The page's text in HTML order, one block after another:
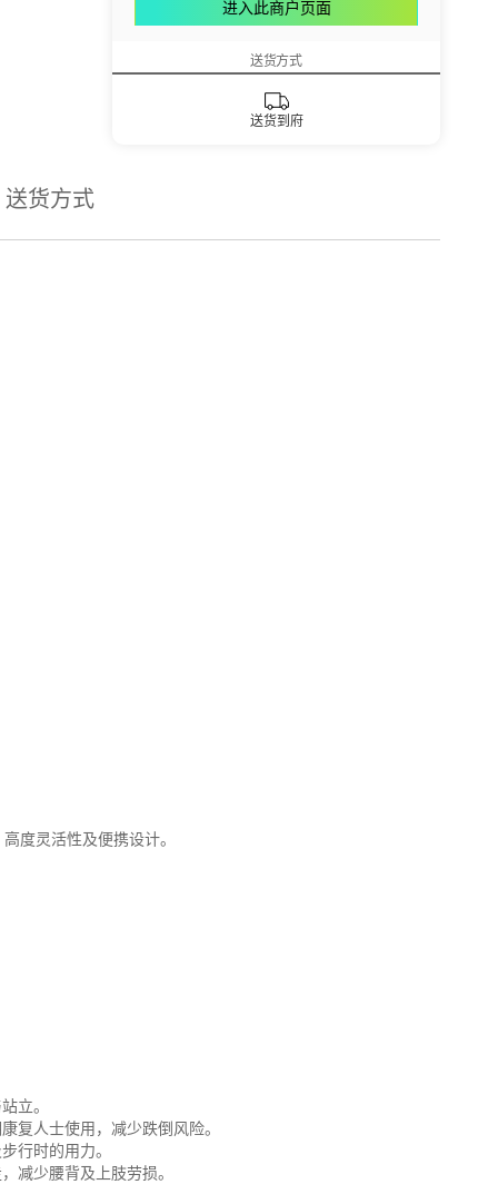
进入此商户页面
送货方式
送货到府
送货方式
度灵活性及便携设计。
立。
复人士使用，减少跌倒风险。
行时的用力。
减少腰背及上肢劳损。